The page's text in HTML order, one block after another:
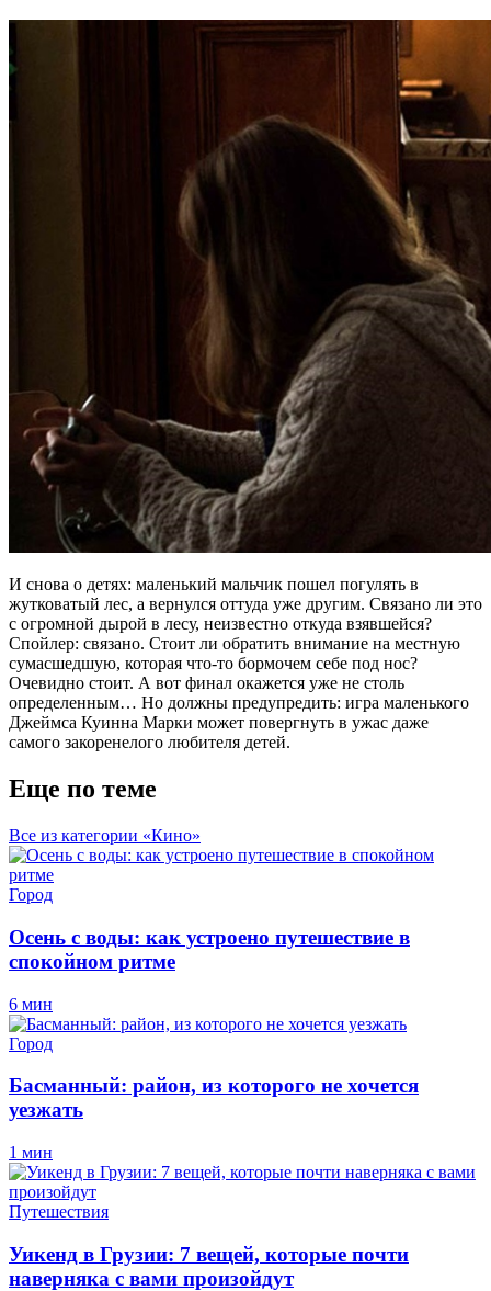
И снова о детях: маленький мальчик пошел погулять в
жутковатый лес, а вернулся оттуда уже другим. Связано ли это
с огромной дырой в лесу, неизвестно откуда взявшейся?
Спойлер: связано. Стоит ли обратить внимание на местную
сумасшедшую, которая что-то бормочем себе под нос?
Очевидно стоит. А вот финал окажется уже не столь
определенным… Но должны предупредить: игра маленького
Джеймса Куинна Марки может повергнуть в ужас даже
самого закоренелого любителя детей.
Еще по теме
Все из категории «Кино»
Город
Осень с воды: как устроено путешествие в
спокойном ритме
6 мин
Город
Басманный: район, из которого не хочется
уезжать
1 мин
Путешествия
Уикенд в Грузии: 7 вещей, которые почти
наверняка с вами произойдут